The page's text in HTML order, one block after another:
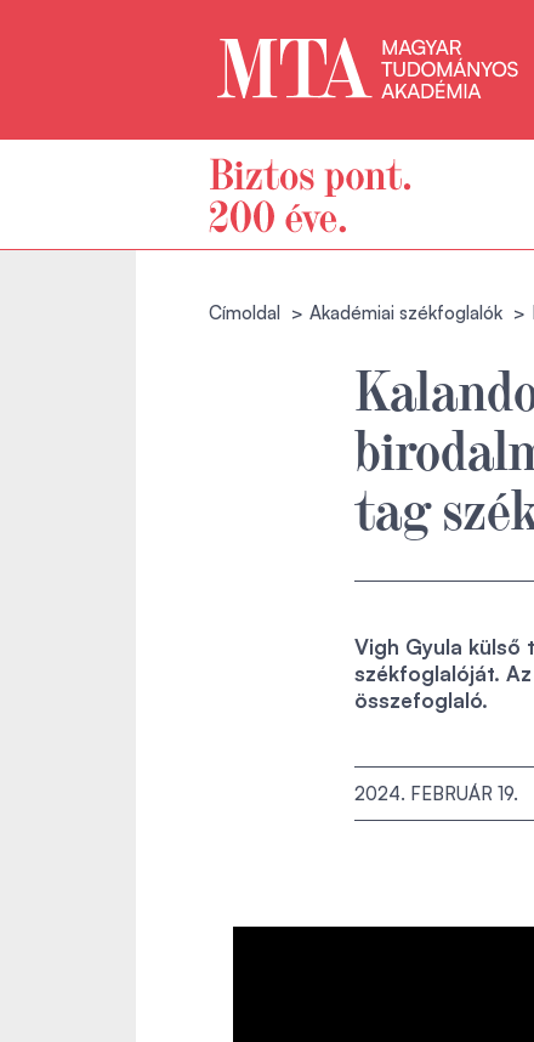
Címoldal Akadémiai székfoglalók
tag
Vigh Gyula külső
székfoglalóját.
összefoglaló.
2024. FEBRUÁR 19.